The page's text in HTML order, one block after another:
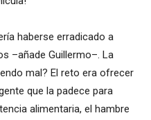
haberse erradicado a
–añade Guillermo–. La
mal? El reto era ofrecer
que la padece para
alimentaria, el hambre